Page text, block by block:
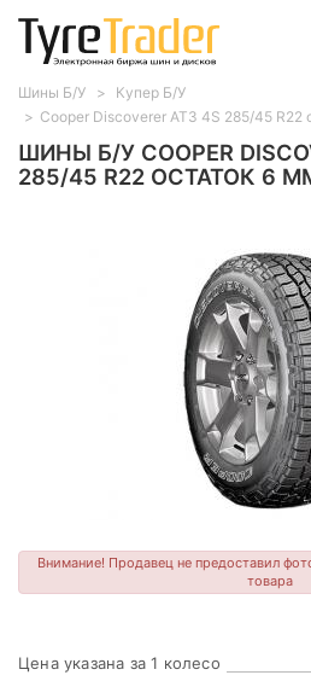
ШИНЫ Б/У COOPER
285/45 R22 ОСТАТОК 6
Внимание! Продавец не предоставил
товара
Цена указана за 1 колесо
Шины Б/У
Купер Б/У
Cooper Discoverer AT3 4S 285/45 R22